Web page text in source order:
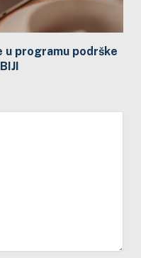
u programu podrške